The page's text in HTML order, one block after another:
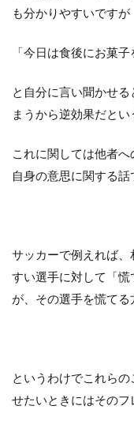
も分かりやすいですが
「今日は食後にお菓子
と自分に言い聞かせ
まうから逆効果だとい
これに関しては他者
自身の意思に関する話
サッカーで例えれば
すい選手に対して「
が、その選手を慌てる
というわけでこれら
せたいときにはそのフ